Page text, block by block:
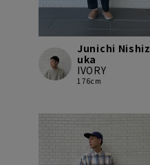
Junichi Nishiz
uka
IVORY
176cm